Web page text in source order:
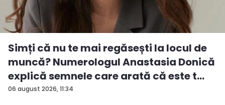
06 august 2026, 11:34
Simți că nu te mai regăsești la locul de
muncă? Numerologul Anastasia Donică
explică semnele care arată că este t...